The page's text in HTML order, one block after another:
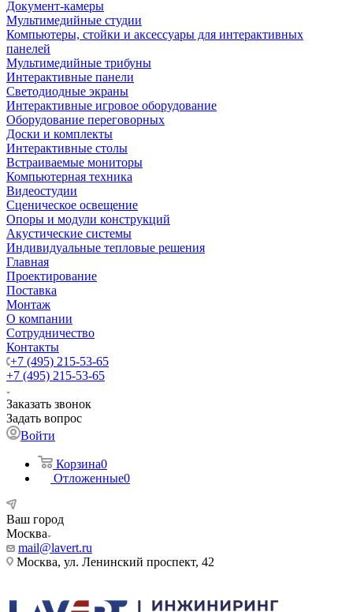
Документ-камеры
Мультимедийные студии
Компьютеры, стойки и аксессуары для интерактивных
панелей
Мультимедийные трибуны
Интерактивные панели
Светодиодные экраны
Интерактивные игровое оборудование
Оборудование переговорных
Доски и комплекты
Интерактивные столы
Встраиваемые мониторы
Компьютерная техника
Видеостудии
Cценическое освещение
Опоры и модули конструкций
Акустические системы
Индивидуальные тепловые решения
Главная
Проектирование
Поставка
Монтаж
О компании
Сотрудничество
Контакты
+7 (495) 215-53-65
+7 (495) 215-53-65
Заказать звонок
Задать вопрос
Войти
Корзина0
Отложенные0
Ваш город
Москва
mail@lavert.ru
Москва, ул. Ленинский проспект, 42